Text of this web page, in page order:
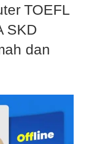
TOEFL
SKD
dan